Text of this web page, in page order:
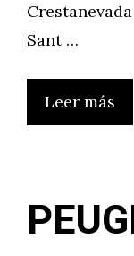
Sant …
Leer más